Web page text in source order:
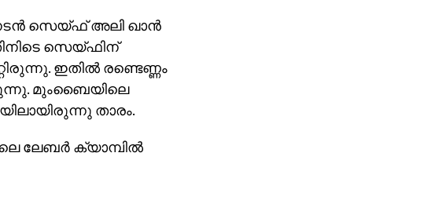
സെയ്ഫ് അലി ഖാന്‍
സെയ്ഫിന്
ഇതില്‍ രണ്ടെണ്ണം
മുംബൈയിലെ
താരം.
ലേബര്‍ ക്യാമ്പില്‍